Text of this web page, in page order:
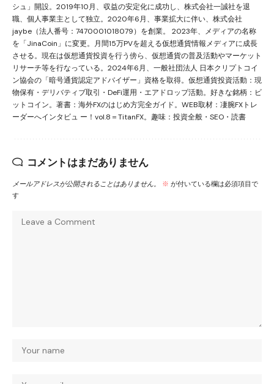
シュ」開設。2019年10月、収益の安定化に成功し、株式会社一誠社を退
職、個人事業主として独立。2020年6月、事業拡大に伴い、株式会社
jaybe（法人番号：7470001018079）を創業。 2023年、メディアの名称
を「JinaCoin」に変更。月間15万PVを超える仮想通貨情報メディアに成長
させる。現在は仮想通貨投資を行う傍ら、仮想通貨の普及活動やマーケット
リサーチ等を行なっている。2024年6月、一般社団法人 日本クリプトコイ
ン協会の「暗号通貨認定アドバイザー」資格を取得。仮想通貨投資活動：現
物保有・デリバティブ取引・DeFi運用・エアドロップ活動。好きな銘柄：ビ
ットコイン。著書：海外FXのはじめ方完全ガイド。WEB取材：凄腕FXトレ
ーダーへインタビュ ー！vol.8＝TitanFX。趣味：投資全般・SEO・読書
コメントはまだありません
メールアドレスが公開されることはありません。 ※ が付いている欄は必須項目で
す